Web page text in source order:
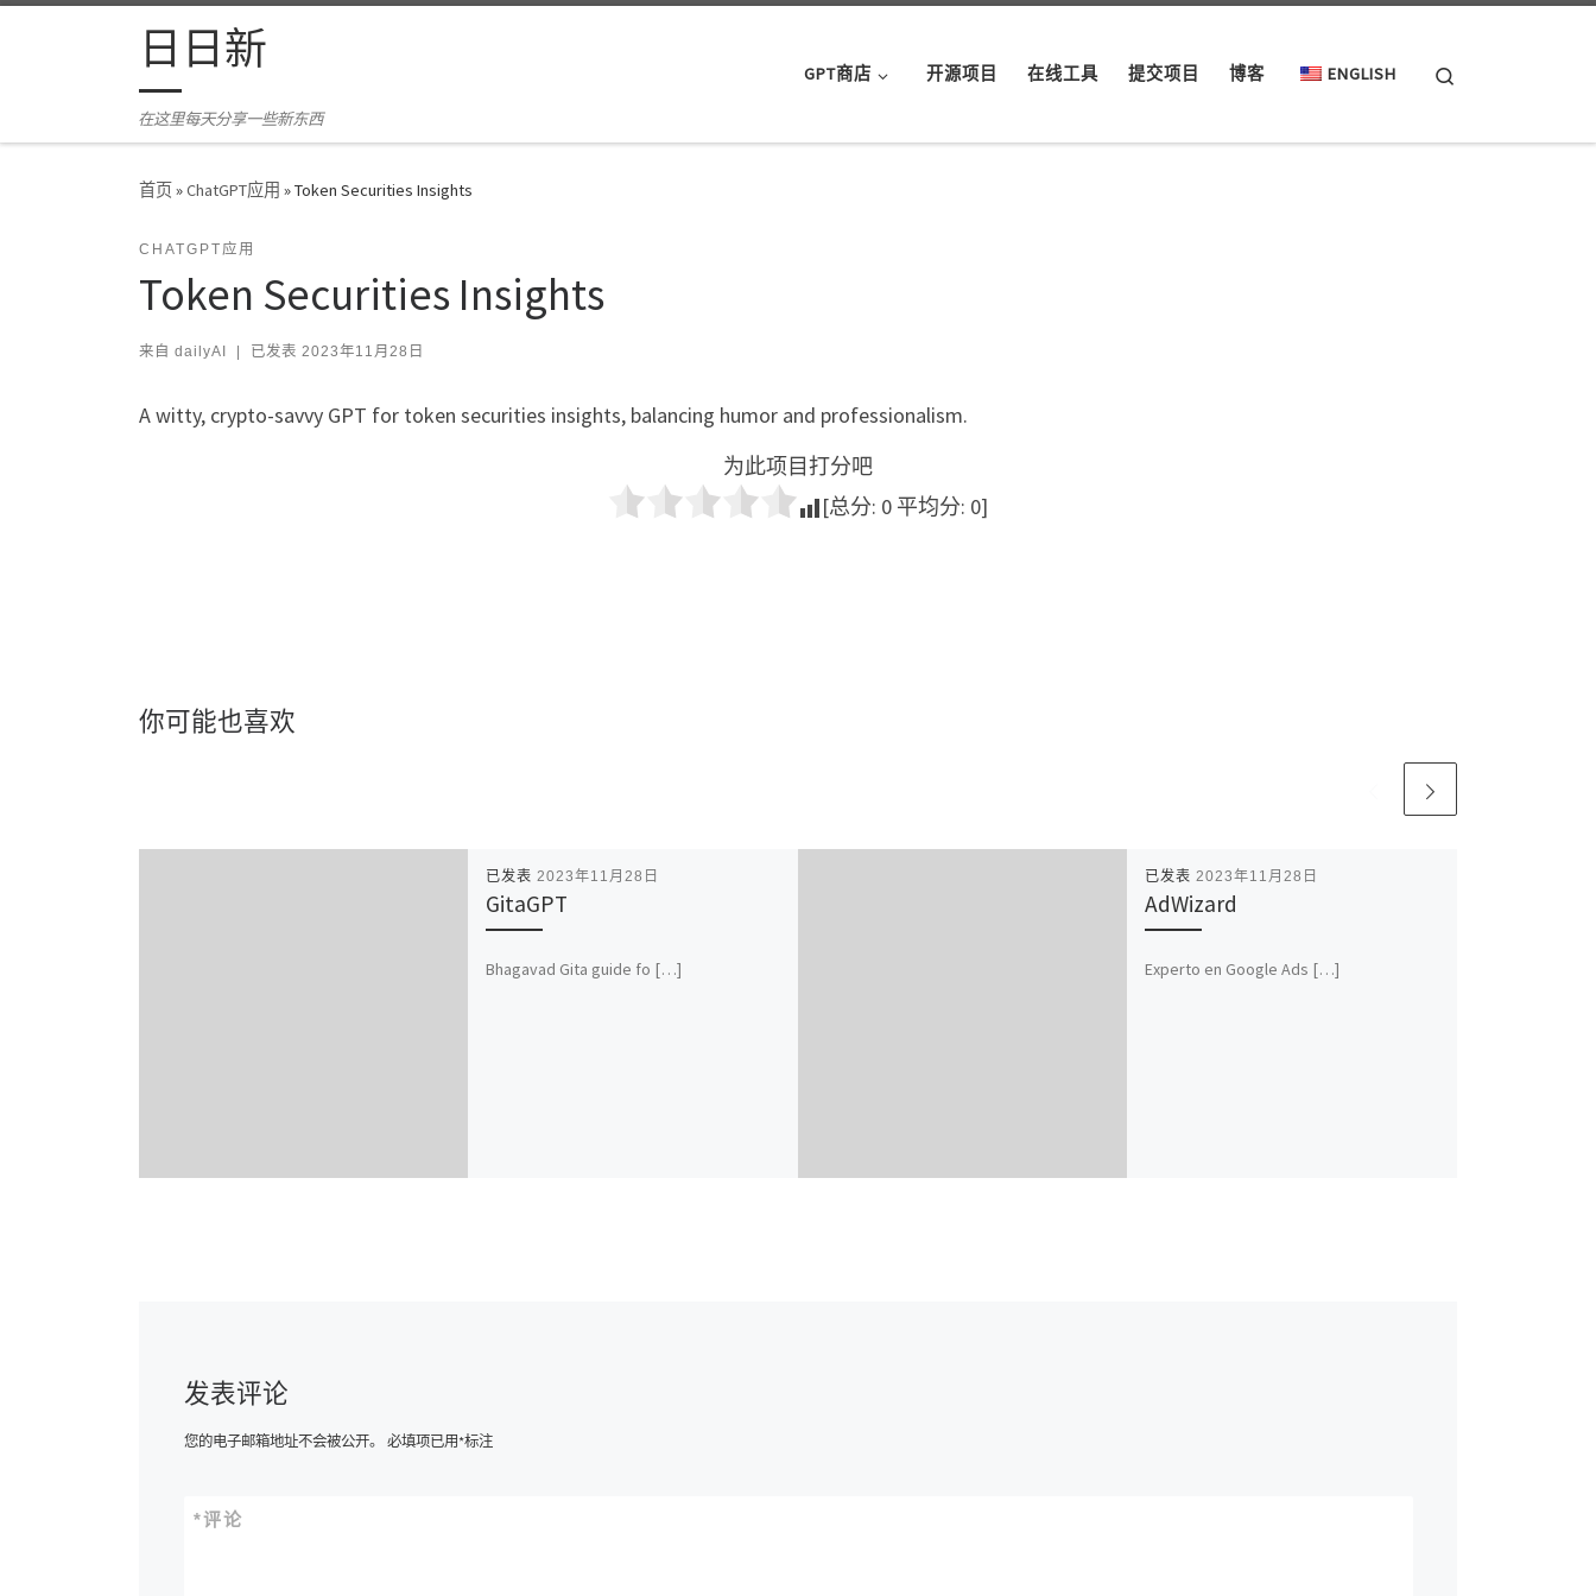
Skip to content日日新
在这里每天分享一些新东西
GPT商店 开源项目 在线工具 提交项目 博客 ENGLISH
首页»ChatGPT应用 »Token Securities Insights
CHATGPT应用
Token Securities Insights
来自 dailyAI 已发表 2023年11月28日
A witty, crypto-savvy GPT for token securities insights, balancing humor and professionalism.
为此项目打分吧
[总分: 0 平均分: 0]
你可能也喜欢
已发表 2023年11月28日
GitaGPT
Bhagavad Gita guide fo […]
已发表 2023年11月28日
AdWizard
Experto en Google Ads […]
发表评论
您的电子邮箱地址不会被公开。 必填项已用*标注
评论
*